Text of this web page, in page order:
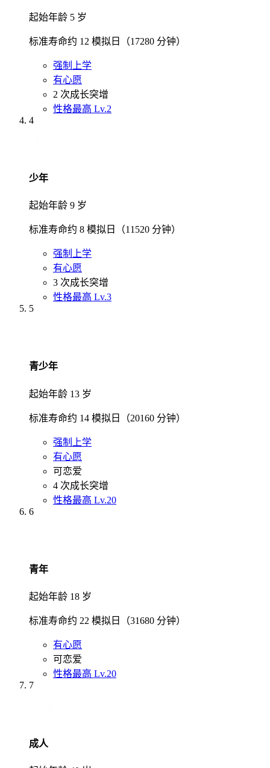
起始年龄 5 岁
标准寿命约 12 模拟日（17280 分钟）
强制上学
有心愿
2 次成长突增
性格最高 Lv.2
4
少年
起始年龄 9 岁
标准寿命约 8 模拟日（11520 分钟）
强制上学
有心愿
3 次成长突增
性格最高 Lv.3
5
青少年
起始年龄 13 岁
标准寿命约 14 模拟日（20160 分钟）
强制上学
有心愿
可恋爱
4 次成长突增
性格最高 Lv.20
6
青年
起始年龄 18 岁
标准寿命约 22 模拟日（31680 分钟）
有心愿
可恋爱
性格最高 Lv.20
7
成人